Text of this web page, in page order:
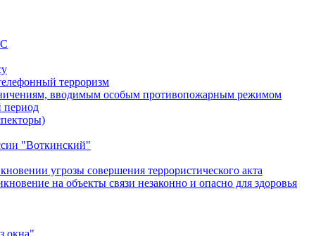
терроризм
вводимым особым противопожарным режимом
период
"Воткинский"
угрозы совершения террористического акта
на объекты связи незаконно и опасно для здоровья
окна"